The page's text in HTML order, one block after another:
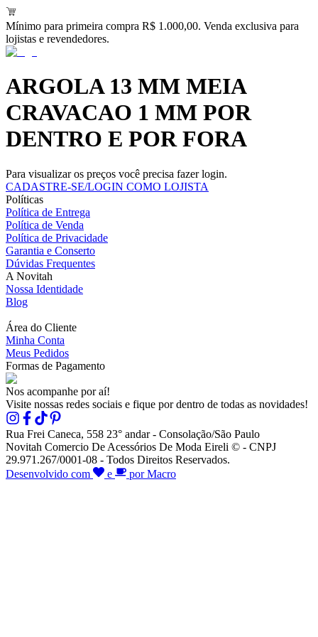
Mínimo para primeira compra R$ 1.000,00. Venda exclusiva para
lojistas e revendedores.
ARGOLA 13 MM MEIA
CRAVACAO 1 MM POR
DENTRO E POR FORA
Para visualizar os preços você precisa fazer login.
CADASTRE-SE/LOGIN COMO LOJISTA
Políticas
Política de Entrega
Política de Venda
Política de Privacidade
Garantia e Conserto
Dúvidas Frequentes
A Novitah
Nossa Identidade
Blog
Área do Cliente
Minha Conta
Meus Pedidos
Formas de Pagamento
Nos acompanhe por aí!
Visite nossas redes sociais e fique por dentro de todas as novidades!
Rua Frei Caneca, 558 23° andar - Consolação/São Paulo
Novitah Comercio De Acessórios De Moda Eireli © - CNPJ
29.971.267/0001-08 - Todos Direitos Reservados.
Desenvolvido com
e por Macro